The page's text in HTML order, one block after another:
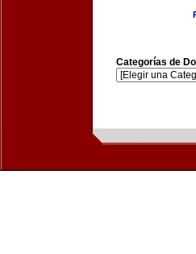
Categorías de